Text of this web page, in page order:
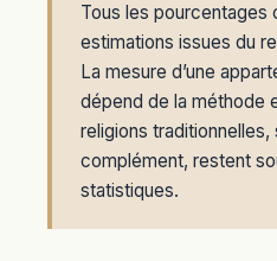
Tous les pourcentages
estimations issues du
La mesure d’une
dépend de la méthode
religions
complément, restent
statistiques.